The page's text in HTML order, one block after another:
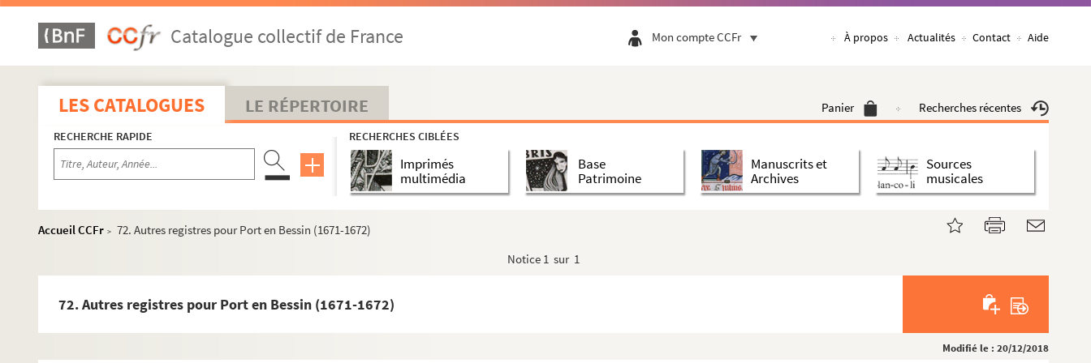
Catalogue collectif de France Mon compte CCFr À propos Actualités Contact Aide
LES CATALOGUES LE RÉPERTOIRE Panier Recherches récentes
RECHERCHE RAPIDE RECHERCHES CIBLÉES
Imprimés
multimédia
Base
Patrimoine
Manuscrits et
Archives
Sources
musicales
Accueil CCFr > 72. Autres registres pour Port en Bessin (1671-1672)
Notice 1 sur 1
72. Autres registres pour Port en Bessin (1671-1672)
Modifié le : 20/12/2018
44. « Titres des fieffermes des vicontéz de Caen et Bayeux donnéz à la Sainte-Chapelle. » Copie
45. « Description des plantes qui croissent dans les départemens de la Manche, du Calvados, de l'Orne et...
46. « Obituaire de l'église de Saint-Patrice de Bayeux. 1728 »
47. « Acte d'accusation, en date du 15 vendémiaire an VII, relatif à une conjuration qui a existé dans l...
48. « Etat des bénéfices de l'ancien diocèse de Bayeux »
49. « Jurisprudence de la cour royale de Caen, recueillie par M. G. Delisle, jusqu'en 1836 »
50. « Ordonnances et règlements pour la marine »
51. « Compte du don gratuit pour l'année entière 1728 »
55. « Compte de la pension de Comdon, année 1789 »